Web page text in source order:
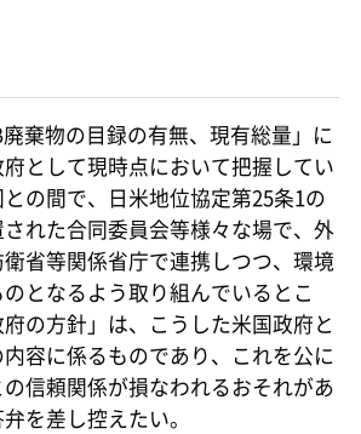
棄物の目録の有無、現有総量」に
として現時点において把握してい
の間で、日米地位協定第25条1の
れた合同委員会等様々な場で、外
省等関係省庁で連携しつつ、環境
となるよう取り組んでいるとこ
の方針」は、こうした米国政府と
容に係るものであり、これを公に
信頼関係が損なわれるおそれがあ
を差し控えたい。